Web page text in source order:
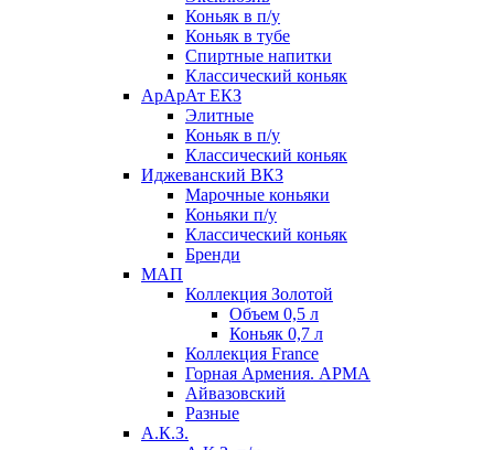
Коньяк в п/у
Коньяк в тубе
Спиртные напитки
Классический коньяк
АрАрАт ЕКЗ
Элитные
Коньяк в п/у
Классический коньяк
Иджеванский ВКЗ
Марочные коньяки
Коньяки п/у
Классический коньяк
Бренди
МАП
Коллекция Золотой
Объем 0,5 л
Коньяк 0,7 л
Коллекция France
Горная Армения. АРМА
Айвазовский
Разные
А.К.З.